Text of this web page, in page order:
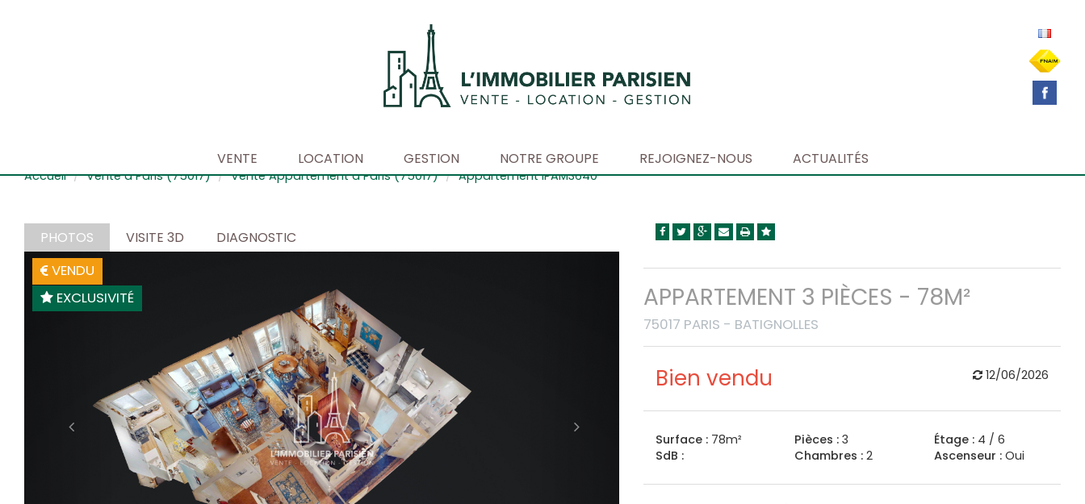
VENTE LOCATION GESTION NOTRE GROUPE REJOIGNEZ-NOUS ACTUALITÉS
Accueil Vente à Paris (75017) Vente Appartement à Paris (75017) Appartement IPAM3640
PHOTOS VISITE 3D DIAGNOSTIC
VENDU
EXCLUSIVITÉ
APPARTEMENT 3 PIÈCES - 78M²
75017 PARIS - BATIGNOLLES
Bien vendu 12/06/2026
Surface :78m²
SdB :
Pièces : 3
Chambres : 2
Étage :4 / 6
Ascenseur :Oui